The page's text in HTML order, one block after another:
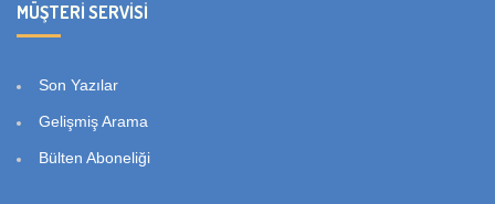
MÜŞTERI SERVISI
Son Yazılar
Gelişmiş Arama
Bülten Aboneliği